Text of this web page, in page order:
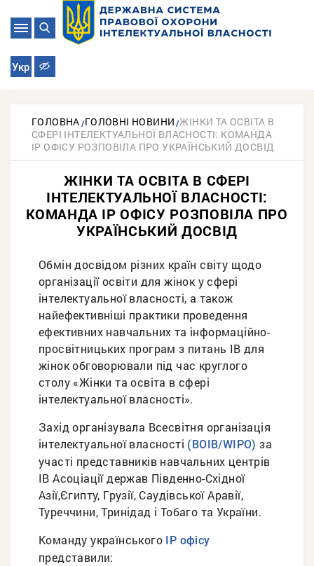
Укр
ГОЛОВНА ГОЛОВНІ НОВИНИ ЖІНКИ ТА ОСВІТА В
СФЕРІ ІНТЕЛЕКТУАЛЬНОЇ ВЛАСНОСТІ: КОМАНДА
ІР ОФІСУ РОЗПОВІЛА ПРО УКРАЇНСЬКИЙ ДОСВІД
ЖІНКИ ТА ОСВІТА В СФЕРІ
ІНТЕЛЕКТУАЛЬНОЇ ВЛАСНОСТІ:
КОМАНДА ІР ОФІСУ РОЗПОВІЛА ПРО
УКРАЇНСЬКИЙ ДОСВІД
Обмін досвідом різних країн світу щодо
організації освіти для жінок у сфері
інтелектуальної власності, а також
найефективніші практики проведення
ефективних навчальних та інформаційно-
просвітницьких програм з питань ІВ для
жінок обговорювали під час круглого
столу «Жінки та освіта в сфері
інтелектуальної власності».
Захід організувала Всесвітня організація
інтелектуальної власності (ВОІВ/WIPO) за
участі представників навчальних центрів
ІВ Асоціації держав Південно-Східної
Азії,Єгипту, Грузії, Саудівської Аравії,
Туреччини, Тринідад і Тобаго та України.
Команду українського
ІР офісу
представили: